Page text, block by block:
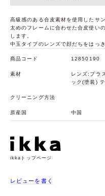
高級感のある合皮素材を使用したサン
太めのフレームに合わせた合皮使い
します。
中玉タイプのレンズで顔だちをはっ
商品コード 12850190
素材
レンズ:プラ
ック(塗装)
クリーニング方法
原産国 中国
ikkaトップページ
レビューを書く